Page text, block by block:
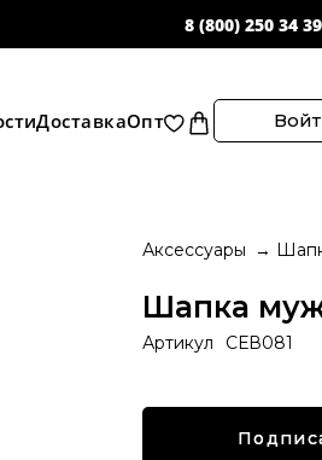
8 (800) 250 34 39
ДоставкаОпт
Аксессуары
Шапка
Артикул СЕВ081